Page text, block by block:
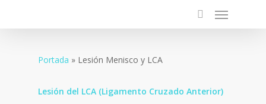
Portada » Lesión Menisco y LCA
Lesión del LCA (Ligamento Cruzado Anterior)